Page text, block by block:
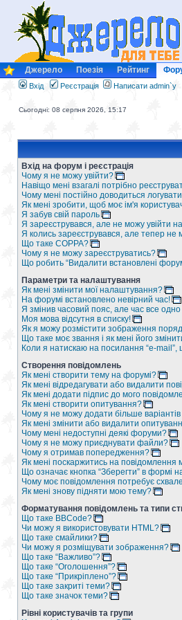
Джерело Поезія Рейтинг
Вхід Реєстрація Написати admin`у
Сьогодні: 08 серпня 2026, 15:17
Вхід на форум і реєстрація
Чому я не можу увійти?
Навіщо мені взагалі потрібно
Чому мені постійно доводиться
Як мені зробити, щоб моє ім'я
Я забув свій пароль
Я зареєструвався, але не можу увійти
Я колись зареєструвався, але тепер не
Що таке COPPA?
Чому я не можу зареєструватись?
Що робить “Видалити встановлені
Параметри та налаштування
Як мені змінити мої налаштування?
На форумі встановлено невірний час!
Я змінив часовий пояс, але час все одно
Моя мова відсутня в списку!
Як я можу розмістити зображення
Що таке моє звання і як мені його
Коли я натискаю на посилання “e-mail”,
Створення повідомлень
Як мені створити тему на форумі?
Як мені відредагувати або видалити
Як мені додати підпис до мого
Як мені створити опитування?
Чому я не можу додати більше
Як мені змінити або видалити
Чому мені недоступні деякі форуми?
Чому я не можу приєднувати файли?
Чому я отримав попередження?
Як мені поскаржитись на повідомлення
Що означає кнопка “Зберегти” в формі
Чому моє повідомлення потребує
Як мені знову підняти мою тему?
Форматування повідомлень та типи
Що таке BBCode?
Чи можу я використовувати HTML?
Що таке смайлики?
Чи можу я розміщувати зображення?
Що таке “Важливо”?
Що таке “Оголошення”?
Що таке “Прикріплено”?
Що таке закриті теми?
Що таке значок теми?
Рівні користувачів та групи